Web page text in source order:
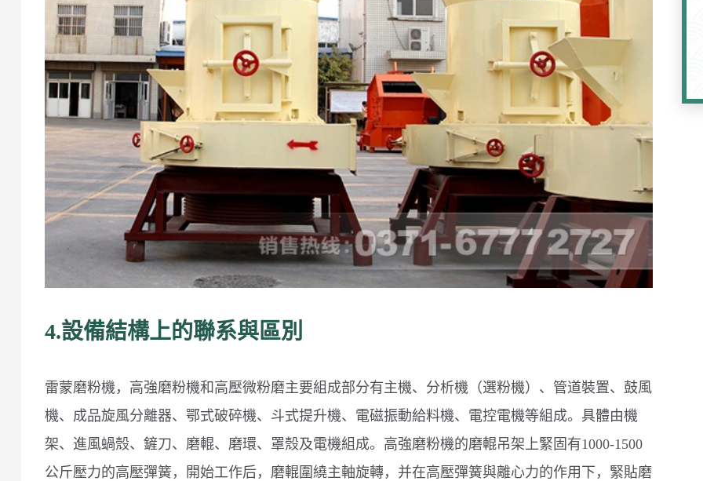
4.設備結構上的聯系與區別
雷蒙磨粉機，高強磨粉機和高壓微粉磨主要組成部分有主機、分析機（選粉機）、管道裝置、鼓風
機、成品旋風分離器、鄂式破碎機、斗式提升機、電磁振動給料機、電控電機等組成。具體由機
架、進風蝸殼、鏟刀、磨輥、磨環、罩殼及電機組成。高強磨粉機的磨輥吊架上緊固有1000-1500
公斤壓力的高壓彈簧，開始工作后，磨輥圍繞主軸旋轉，并在高壓彈簧與離心力的作用下，緊貼磨